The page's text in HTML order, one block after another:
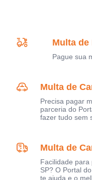
Multa de
Pague sua
Multa de
Precisa pagar
parceria do
fazer tudo sem
Multa de
Facilidade
SP? O Portal
te ajuda e o